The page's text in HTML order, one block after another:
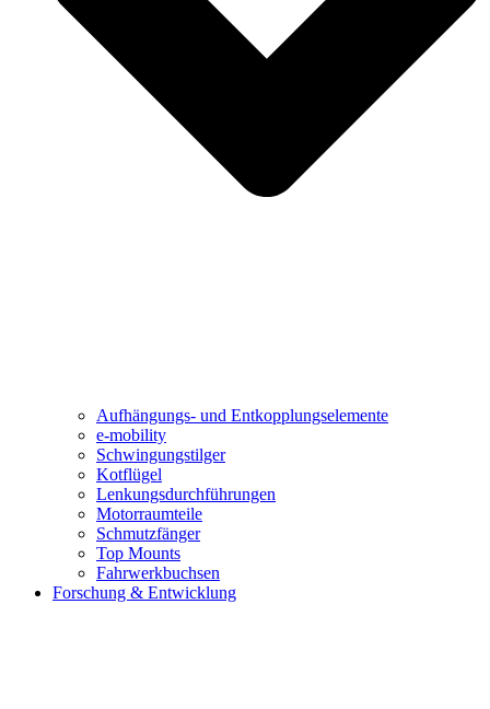
Aufhängungs- und Entkopplungselemente
e-mobility
Schwingungstilger
Kotflügel
Lenkungsdurchführungen
Motorraumteile
Schmutzfänger
Top Mounts
Fahrwerkbuchsen
Forschung & Entwicklung